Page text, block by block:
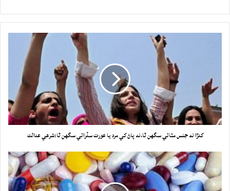
کدڙا نه جنس مٽائي سگهن ٿا،نه پاڻ کي مرد يا عورت سڏرائي سگهن ٿا:شرعي عدالت